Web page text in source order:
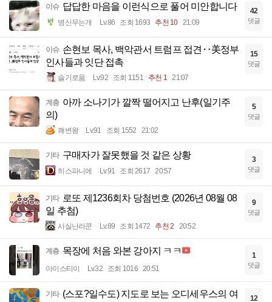
이슈 답답한 마음을 이런식으로 풀어 미안합니다
병신무는개 Lv.86 조회 1693 추천 10 21:09
42
댓글
이슈 손현보 목사, 백악관서 트럼프 접견‥美정부
인사들과 잇단 접촉
슬기로움 Lv.92 조회 1151 추천 1 21:07
15
댓글
계층 아까 소나기가 깔짝 떨어지고 난후(일기주
의)
쾌변왕 Lv.91 조회 1552 21:02
5
댓글
기타 구매자가 잘못했을 것 같은 상황
히스파니에 Lv.91 조회 2617 20:57
3
댓글
기타 로또 제1236회차 당첨번호 (2026년 08월 08
일 추첨)
사실난라쿤 Lv.89 조회 1472 추천 2 20:52
9
댓글
계층 목장에 처음 와본 강아지 ㅋㅋ
아이스티이 Lv.32 조회 1016 20:51
1
댓글
기타 (스포?일수도) 지도로 보는 오디세우스의 여
12